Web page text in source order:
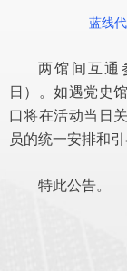
蓝线
两馆间互通
日）。如遇党史
口将在活动当日
员的统一安排和
特此公告。